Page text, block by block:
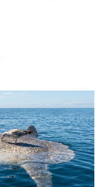
na superfície oceânica para
ectoparasitas